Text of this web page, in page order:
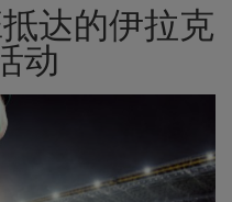
达的伊拉克
动